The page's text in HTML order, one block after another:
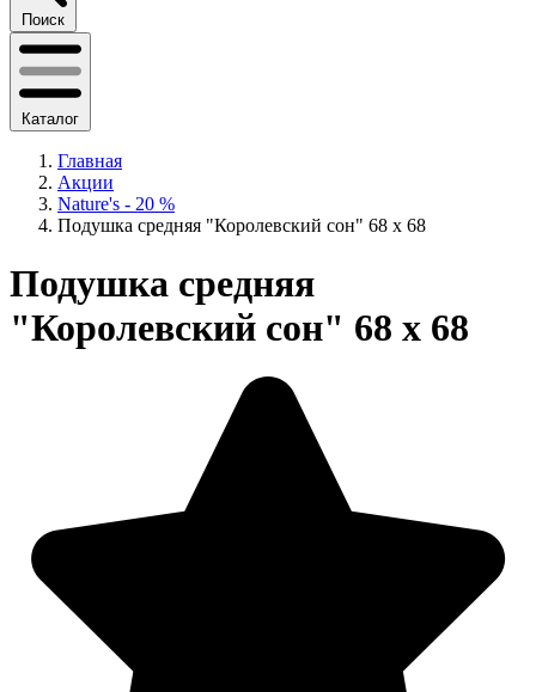
Поиск
Каталог
Главная
Акции
Nature's - 20 %
Подушка средняя "Королевский сон" 68 х 68
Подушка средняя
"Королевский сон" 68 х 68